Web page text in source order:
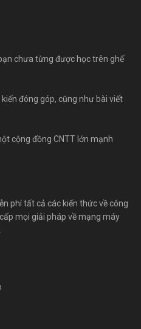
chưa từng được học trên ghế
đóng góp, cũng như bài viết
cộng đồng CNTT lớn mạnh
phí tất cả các kiến thức về công
mọi giải pháp về mạng máy